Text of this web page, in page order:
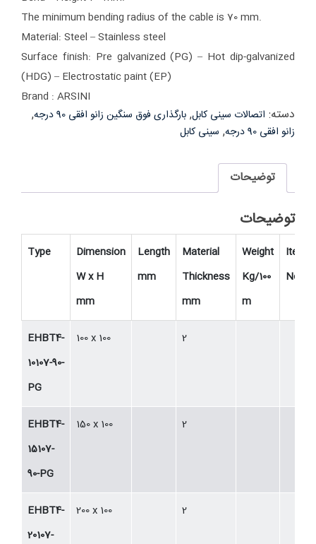
The minimum bending radius of the cable is 70 mm.
Material: Steel – Stainless steel
Surface finish: Pre galvanized (PG) – Hot dip-galvanized
(HDG) – Electrostatic paint (EP)
Brand : ARSINI
دسته: اتصالات سینی کابل, بارگذاری فوق سنگین زانو افقی 90 درجه ,
زانو افقی 90 درجه , سینی کابل
توضیحات
توضیحات
Type
Dimension
W x H
mm
Length
mm
Material
Thickness
mm
Weight
Kg/100
m
Item
No.
EHBT4-
10107-90-
PG
100 x 100 2
EHBT4-
15107-
90-PG
150 x 100 2
EHBT4-
20107-
200 x 100 2